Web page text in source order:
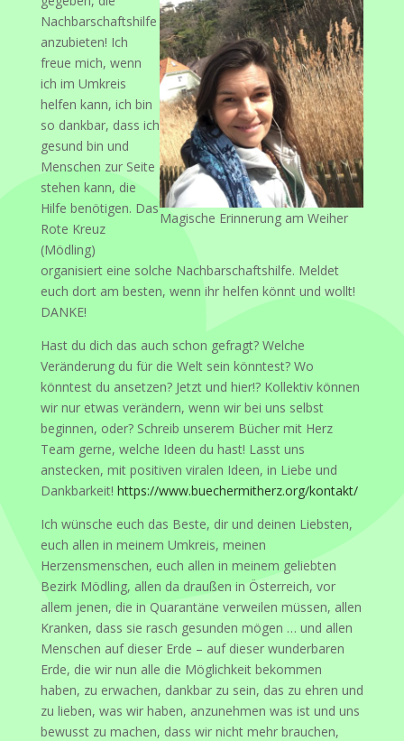
Magische Erinnerung am Weiher
Nachbarschaftshilfe
anzubieten! Ich
freue mich, wenn
ich im Umkreis
helfen kann, ich bin
so dankbar, dass ich
gesund bin und
Menschen zur Seite
stehen kann, die
Hilfe benötigen. Das
Rote Kreuz
(Mödling)
organisiert eine solche Nachbarschaftshilfe. Meldet
euch dort am besten, wenn ihr helfen könnt und wollt!
DANKE!
Hast du dich das auch schon gefragt? Welche
Veränderung du für die Welt sein könntest? Wo
könntest du ansetzen? Jetzt und hier!? Kollektiv können
wir nur etwas verändern, wenn wir bei uns selbst
beginnen, oder? Schreib unserem Bücher mit Herz
Team gerne, welche Ideen du hast! Lasst uns
anstecken, mit positiven viralen Ideen, in Liebe und
Dankbarkeit! https://www.buechermitherz.org/kontakt/
Ich wünsche euch das Beste, dir und deinen Liebsten,
euch allen in meinem Umkreis, meinen
Herzensmenschen, euch allen in meinem geliebten
Bezirk Mödling, allen da draußen in Österreich, vor
allem jenen, die in Quarantäne verweilen müssen, allen
Kranken, dass sie rasch gesunden mögen … und allen
Menschen auf dieser Erde – auf dieser wunderbaren
Erde, die wir nun alle die Möglichkeit bekommen
haben, zu erwachen, dankbar zu sein, das zu ehren und
zu lieben, was wir haben, anzunehmen was ist und uns
bewusst zu machen, dass wir nicht mehr brauchen,